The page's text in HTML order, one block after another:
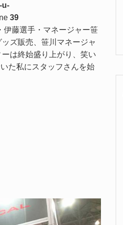
u-
39
伊藤選手・マネージャー笹
ズ販売、笹川マネージャ
は終始盛り上がり、笑い
た私にスタッフさんを始